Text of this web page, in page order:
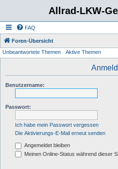
Allrad-LKW-
FAQ
Foren-Übersicht
Unbeantwortete Themen Aktive Themen
Benutzername:
Passwort:
Ich habe mein Passwort vergessen
Die Aktivierungs-E-Mail erneut senden
Angemeldet bleiben
Meinen Online-Status während dieser